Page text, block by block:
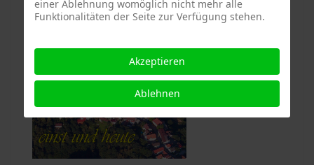
einer Ablehnung womöglich nicht mehr alle
Funktionalitäten der Seite zur Verfügung stehen.
Akzeptieren
Ablehnen